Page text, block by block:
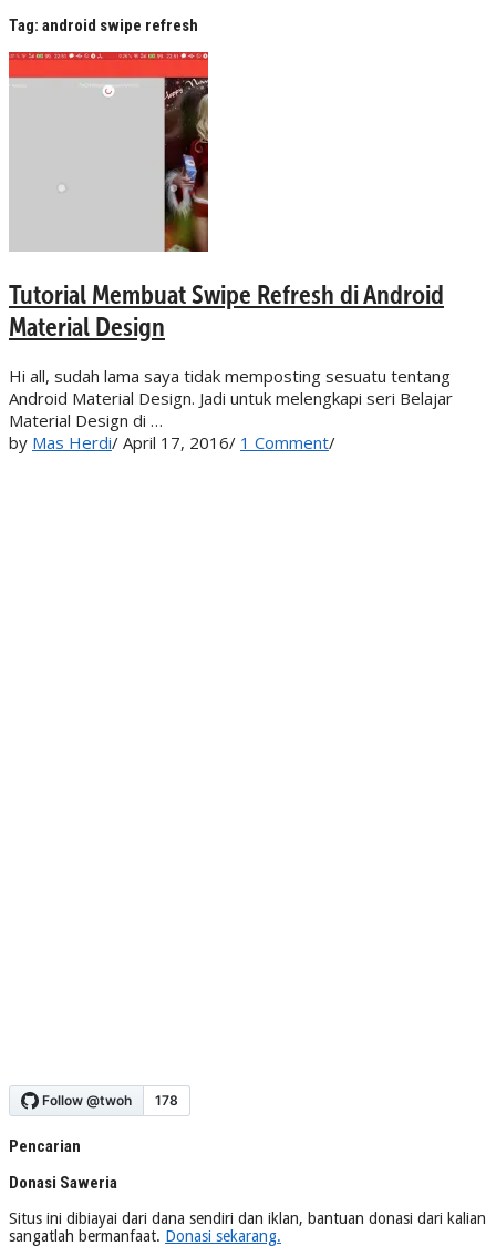
Tag: android swipe refresh
Tutorial Membuat Swipe Refresh di Android
Material Design
Hi all, sudah lama saya tidak memposting sesuatu tentang
Android Material Design. Jadi untuk melengkapi seri Belajar
Material Design di …
by Mas Herdi/ April 17, 2016/ 1 Comment/
Pencarian
Donasi Saweria
Situs ini dibiayai dari dana sendiri dan iklan, bantuan donasi dari kalian
sangatlah bermanfaat. Donasi sekarang.